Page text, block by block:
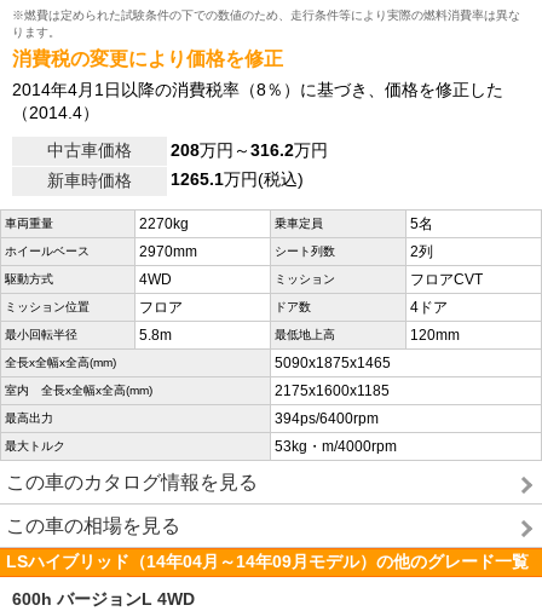
※燃費は定められた試験条件の下での数値のため、走行条件等により実際の燃料消費率は異な
ります。
消費税の変更により価格を修正
2014年4月1日以降の消費税率（8％）に基づき、価格を修正した
（2014.4）
中古車価格
208万円～316.2万円
新車時価格
1265.1万円(税込)
車両重量 2270kg 乗車定員 5名
ホイールベース 2970mm シート列数 2列
駆動方式 4WD ミッション フロアCVT
ミッション位置 フロア ドア数 4ドア
最小回転半径 5.8m 最低地上高 120mm
全長x全幅x全高(mm) 5090x1875x1465
室内 全長x全幅x全高(mm) 2175x1600x1185
最高出力 394ps/6400rpm
最大トルク 53kg・m/4000rpm
この車のカタログ情報を見る
この車の相場を見る
LSハイブリッド（14年04月～14年09月モデル）の他のグレード一覧
600h バージョンL 4WD